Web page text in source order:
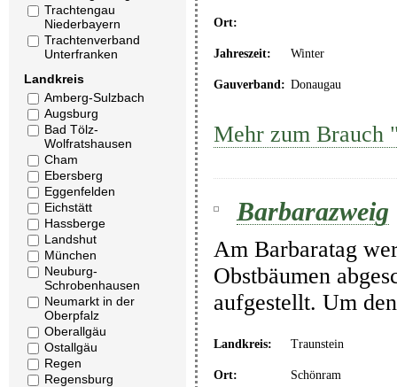
Trachtengau
Niederbayern
Trachtenverband
Unterfranken
Landkreis
Amberg-Sulzbach
Augsburg
Bad Tölz-
Wolfratshausen
Cham
Ebersberg
Eggenfelden
Eichstätt
Hassberge
Landshut
München
Neuburg-
Schrobenhausen
Neumarkt in der
Oberpfalz
Oberallgäu
Ostallgäu
Regen
Regensburg
Ort:
Jahreszeit: Winter
Gauverband: Donaugau
Mehr zum Brauch
Barbarazweig
Am Barbaratag
Obstbäumen
aufgestellt. Um
Landkreis: Traunstein
Ort: Schönram